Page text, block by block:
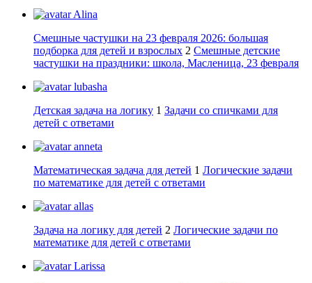
Alina
Смешные частушки на 23 февраля 2026: большая
подборка для детей и взрослых 2 Смешные детские
частушки на праздники: школа, Масленица, 23 февраля
lubasha
Детская задача на логику 1 Задачи со спичками для
детей с ответами
anneta
Математическая задача для детей 1 Логические задачи
по математике для детей с ответами
allas
Задача на логику для детей 2 Логические задачи по
математике для детей с ответами
Larissa